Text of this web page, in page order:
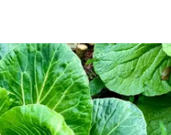
oder einfach neue